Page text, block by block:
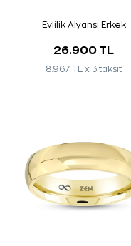
Evlilik Alyansı Erkek
26.900 TL
8.967 TL x 3 taksit